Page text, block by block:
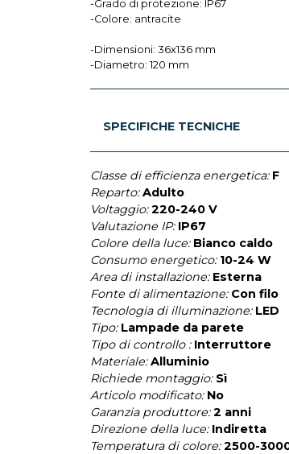
-Grado di protezione: IP67
-Colore: antracite
-Dimensioni: 36x136 mm
-Diametro: 120 mm
SPECIFICHE TECNICHE
Classe di efficienza energetica: F
Reparto: Adulto
Voltaggio: 220-240 V
Valutazione IP: IP67
Colore della luce: Bianco caldo
Consumo energetico: 10-24 W
Area di installazione: Esterna
Fonte di alimentazione: Con filo
Tecnologia di illuminazione: LED
Tipo: Lampade da parete
Tipo di controllo : Interruttore
Materiale: Alluminio
Richiede montaggio: Sì
Articolo modificato: No
Garanzia produttore: 2 anni
Direzione della luce: Indiretta
Temperatura di colore: 2500-